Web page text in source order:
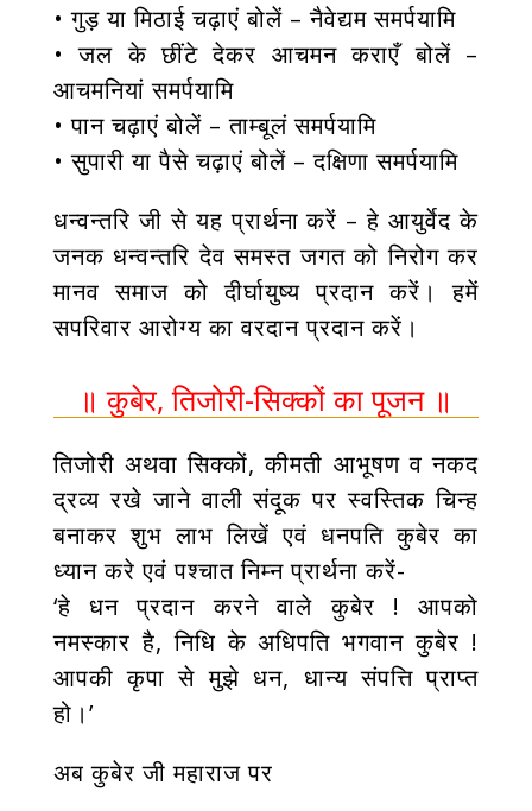
• गुड़ या मिठाई चढ़ाएं बोलें – नैवेद्यम समर्पयामि
• जल के छींटे देकर आचमन कराएँ बोलें –
आचमनियां समर्पयामि
• पान चढ़ाएं बोलें – ताम्बूलं समर्पयामि
• सुपारी या पैसे चढ़ाएं बोलें – दक्षिणा समर्पयामि
धन्वन्तरि जी से यह प्रार्थना करें – हे आयुर्वेद के
जनक धन्वन्तरि देव समस्त जगत को निरोग कर
मानव समाज को दीर्घायुष्य प्रदान करें। हमें
सपरिवार आरोग्य का वरदान प्रदान करें।
॥ कुबेर, तिजोरी-सिक्कों का पूजन ॥
तिजोरी अथवा सिक्कों, कीमती आभूषण व नकद
द्रव्य रखे जाने वाली संदूक पर स्वस्तिक चिन्ह
बनाकर शुभ लाभ लिखें एवं धनपति कुबेर का
ध्यान करे एवं पश्चात निम्न प्रार्थना करें-
‘हे धन प्रदान करने वाले कुबेर ! आपको
नमस्कार है, निधि के अधिपति भगवान कुबेर !
आपकी कृपा से मुझे धन, धान्य संपत्ति प्राप्त
हो।’
अब कुबेर जी महाराज पर